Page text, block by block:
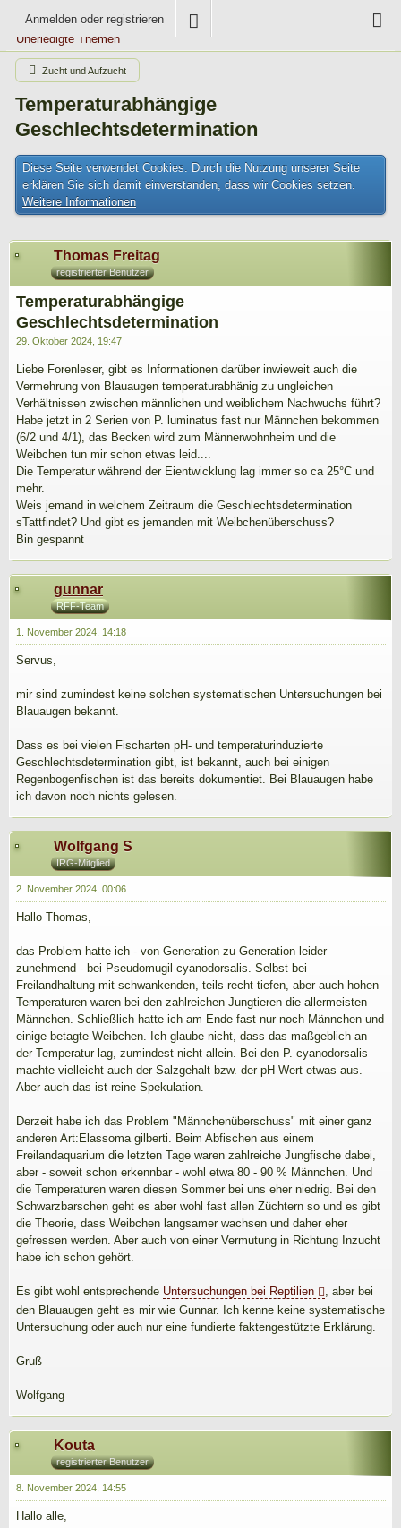
Anmelden oder registrieren
Unerledigte Themen
Zucht und Aufzucht
Temperaturabhängige
Geschlechtsdetermination
Diese Seite verwendet Cookies. Durch die Nutzung unserer Seite
erklären Sie sich damit einverstanden, dass wir Cookies setzen.
Weitere Informationen
Thomas Freitag
registrierter Benutzer
Temperaturabhängige
Geschlechtsdetermination
29. Oktober 2024, 19:47
Liebe Forenleser, gibt es Informationen darüber inwieweit auch die
Vermehrung von Blauaugen temperaturabhänig zu ungleichen
Verhältnissen zwischen männlichen und weiblichem Nachwuchs führt?
Habe jetzt in 2 Serien von P. luminatus fast nur Männchen bekommen
(6/2 und 4/1), das Becken wird zum Männerwohnheim und die
Weibchen tun mir schon etwas leid....
Die Temperatur während der Eientwicklung lag immer so ca 25°C und
mehr.
Weis jemand in welchem Zeitraum die Geschlechtsdetermination
sTattfindet? Und gibt es jemanden mit Weibchenüberschuss?
Bin gespannt
gunnar
RFF-Team
1. November 2024, 14:18
Servus,
mir sind zumindest keine solchen systematischen Untersuchungen bei
Blauaugen bekannt.
Dass es bei vielen Fischarten pH- und temperaturinduzierte
Geschlechtsdetermination gibt, ist bekannt, auch bei einigen
Regenbogenfischen ist das bereits dokumentiet. Bei Blauaugen habe
ich davon noch nichts gelesen.
Wolfgang S
IRG-Mitglied
2. November 2024, 00:06
Hallo Thomas,
das Problem hatte ich - von Generation zu Generation leider
zunehmend - bei Pseudomugil cyanodorsalis. Selbst bei
Freilandhaltung mit schwankenden, teils recht tiefen, aber auch hohen
Temperaturen waren bei den zahlreichen Jungtieren die allermeisten
Männchen. Schließlich hatte ich am Ende fast nur noch Männchen und
einige betagte Weibchen. Ich glaube nicht, dass das maßgeblich an
der Temperatur lag, zumindest nicht allein. Bei den P. cyanodorsalis
machte vielleicht auch der Salzgehalt bzw. der pH-Wert etwas aus.
Aber auch das ist reine Spekulation.
Derzeit habe ich das Problem "Männchenüberschuss" mit einer ganz
anderen Art:Elassoma gilberti. Beim Abfischen aus einem
Freilandaquarium die letzten Tage waren zahlreiche Jungfische dabei,
aber - soweit schon erkennbar - wohl etwa 80 - 90 % Männchen. Und
die Temperaturen waren diesen Sommer bei uns eher niedrig. Bei den
Schwarzbarschen geht es aber wohl fast allen Züchtern so und es gibt
die Theorie, dass Weibchen langsamer wachsen und daher eher
gefressen werden. Aber auch von einer Vermutung in Richtung Inzucht
habe ich schon gehört.
Es gibt wohl entsprechende Untersuchungen bei Reptilien
, aber bei
den Blauaugen geht es mir wie Gunnar. Ich kenne keine systematische
Untersuchung oder auch nur eine fundierte faktengestützte Erklärung.
Gruß
Wolfgang
Kouta
registrierter Benutzer
8. November 2024, 14:55
Hallo alle,